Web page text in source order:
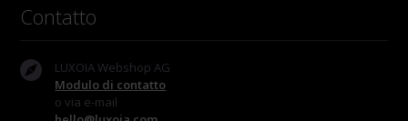
Contatto
LUXOIA Webshop AG
Modulo di contatto
o via e-mail